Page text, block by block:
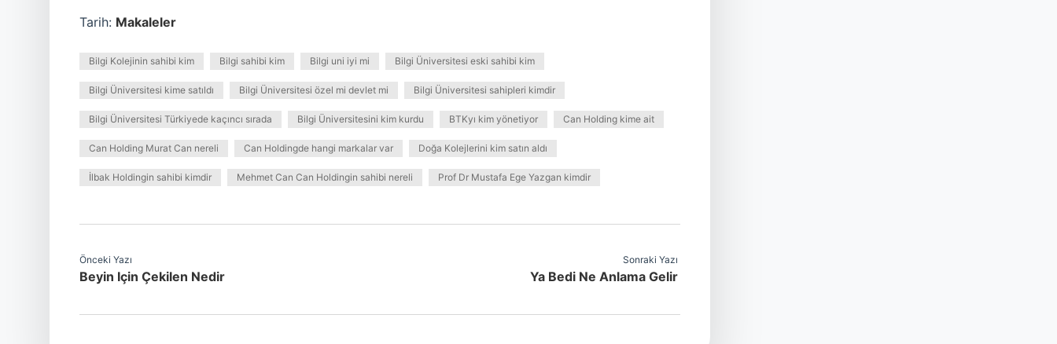
Tarih: Makaleler
Bilgi Kolejinin sahibi kim Bilgi sahibi kim Bilgi uni iyi mi Bilgi Üniversitesi eski sahibi kim
Bilgi Üniversitesi kime satıldı Bilgi Üniversitesi özel mi devlet mi Bilgi Üniversitesi sahipleri kimdir
Bilgi Üniversitesi Türkiyede kaçıncı sırada Bilgi Üniversitesini kim kurdu BTKyı kim yönetiyor Can Holding kime ait
Can Holding Murat Can nereli Can Holdingde hangi markalar var Doğa Kolejlerini kim satın aldı
İlbak Holdingin sahibi kimdir Mehmet Can Can Holdingin sahibi nereli Prof Dr Mustafa Ege Yazgan kimdir
Önceki Yazı
Beyin Için Çekilen Nedir
Sonraki Yazı
Ya Bedi Ne Anlama Gelir